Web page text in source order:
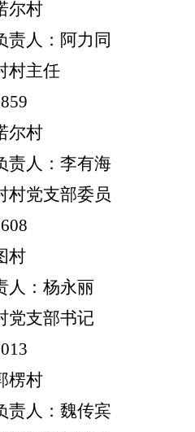
尔村
责人：阿力同
村主任
尔村
责人：李有海
村党支部委员
村
人：杨永丽
党支部书记
楞村
责人：魏传宾